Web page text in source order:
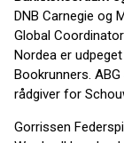
DNB Carnegie og
Global
Nordea er
Bookrunners.
rådgiver for
Gorrissen